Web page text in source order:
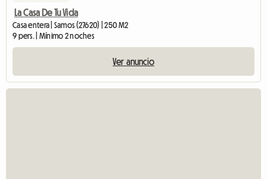
La Casa De Tu Vida
Casa entera | Samos (27620) | 250 M2
9 pers. | Mínimo 2 noches
Ver anuncio